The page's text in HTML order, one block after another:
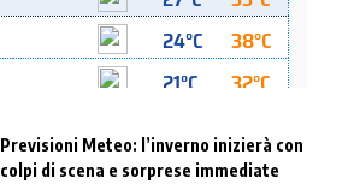
Previsioni Meteo: l’inverno inizierà con
colpi di scena e sorprese immediate